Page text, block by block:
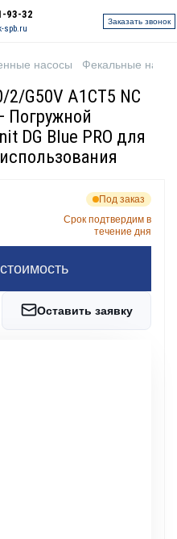
93-32
spb.ru
Заказать звонок
насосы Фекальные
2/G50V A1CT5 NC
Погружной
DG Blue PRO для
Под заказ
Срок подтвердим в
течение дня
Оставить заявку